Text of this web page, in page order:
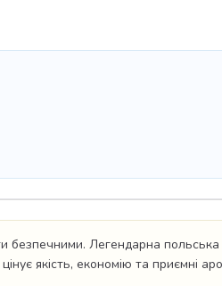
безпечними. Легендарна
якість, економію та приємні